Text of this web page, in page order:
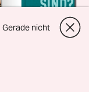
Gerade nicht